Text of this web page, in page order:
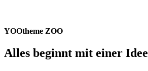
YOOtheme ZOO
Alles beginnt mit einer Idee